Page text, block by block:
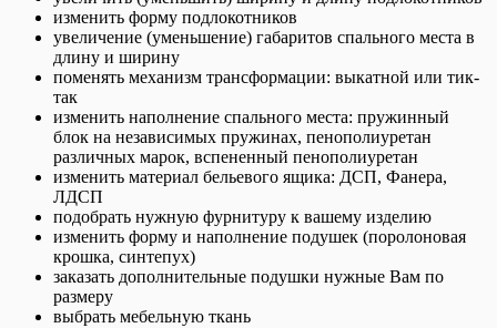
изменить форму подлокотников
увеличение (уменьшение) габаритов спального места в
длину и ширину
поменять механизм трансформации: выкатной или тик-
так
изменить наполнение спального места: пружинный
блок на независимых пружинах, пенополиуретан
различных марок, вспененный пенополиуретан
изменить материал бельевого ящика: ДСП, Фанера,
ЛДСП
подобрать нужную фурнитуру к вашему изделию
изменить форму и наполнение подушек (поролоновая
крошка, синтепух)
заказать дополнительные подушки нужные Вам по
размеру
выбрать мебельную ткань